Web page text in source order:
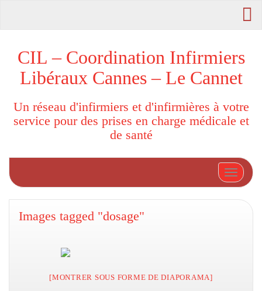
CIL – Coordination Infirmiers
Libéraux Cannes – Le Cannet
Un réseau d'infirmiers et d'infirmières à votre
service pour des prises en charge médicale et
de santé
Images tagged "dosage"
[MONTRER SOUS FORME DE DIAPORAMA]